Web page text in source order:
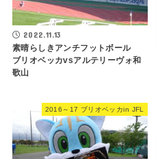
2022.11.13
素晴らしきアンチフットボール
ブリオベッカvsアルテリーヴォ和
歌山
2016～17 ブリオベッカin JFL